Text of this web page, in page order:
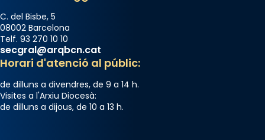
Photo
View on Facebook
C. del Bisbe, 5
08002 Barcelona
Telf. 93 270 10 10
secgral@arqbcn.cat
Horari d'atenció al públic:
de dilluns a divendres, de 9 a 14 h.
Visites a l'Arxiu Diocesà:
de dilluns a dijous, de 10 a 13 h.